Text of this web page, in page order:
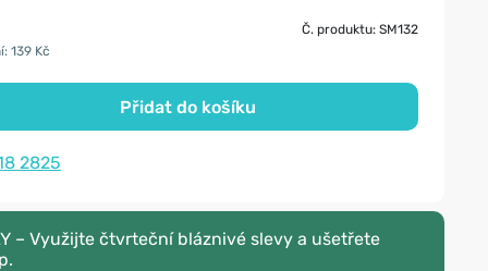
Č. produktu: SM132
139 Kč
Přidat do košíku
2825
– Využijte čtvrteční bláznivé slevy a ušetřete